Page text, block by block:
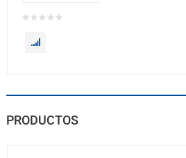
PRODUCTOS